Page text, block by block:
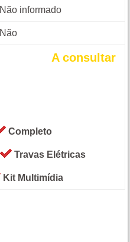
Não informado
Não
A consultar
Completo
Travas Elétricas
Kit Multimídia